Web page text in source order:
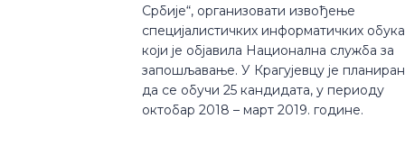
Србије“, организовати извођење
специјалистичких информатичких обука
који је објавила Национална служба за
запошљавање. У Крагујевцу је
да се обучи 25 кандидата, у периоду
октобар 2018 – март 2019. године.